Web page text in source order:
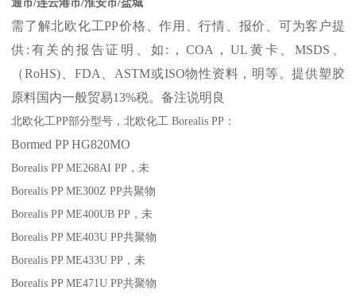
通市/连云港市/淮安市/盐城
需了解北欧化工PP价格、作用、行情、报价、可为客户提
供 : 有关的报告证明、如 : ， COA，UL 黄卡、 MSDS 、
（RoHS)、 FDA、ASTM或ISO物性资料，明等。提供塑胶
原料国内一般贸易13%税。备注说明良
北欧化工PP部分型号，北欧化工 Borealis PP ：
Bormed PPHG820MO
Borealis PP ME268AI PP ，未
Borealis PP ME300Z PP共聚物
Borealis PP ME400UB PP ，未
Borealis PP ME403U PP共聚物
Borealis PP ME433U PP ，未
Borealis PP ME471U PP共聚物